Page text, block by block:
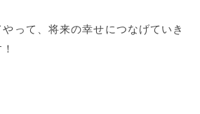
って、将来の幸せにつなげていき